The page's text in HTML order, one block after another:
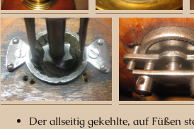
Der allseitig gekehlte, auf Füßen